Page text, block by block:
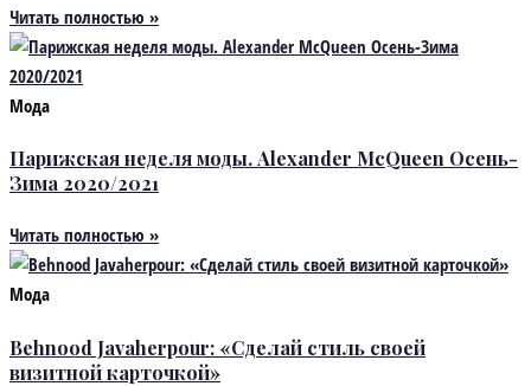
Читать полностью »
Мода
Парижская неделя моды. Alexander McQueen Осень-
Зима 2020/2021
Читать полностью »
Мода
Behnood Javaherpour: «Сделай стиль своей
визитной карточкой»